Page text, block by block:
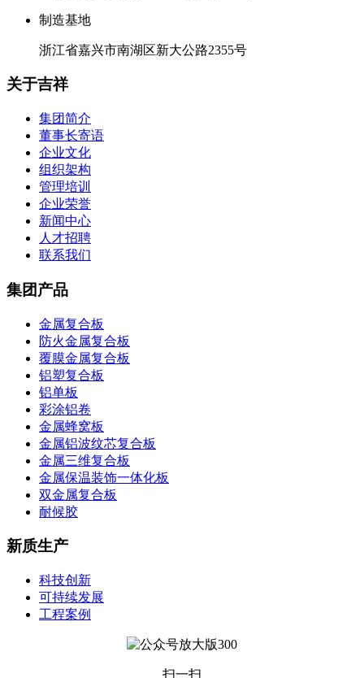
制造基地
浙江省嘉兴市南湖区新大公路2355号
关于吉祥
集团简介
董事长寄语
企业文化
组织架构
管理培训
企业荣誉
新闻中心
人才招聘
联系我们
集团产品
金属复合板
防火金属复合板
覆膜金属复合板
铝塑复合板
铝单板
彩涂铝卷
金属蜂窝板
金属铝波纹芯复合板
金属三维复合板
金属保温装饰一体化板
双金属复合板
耐候胶
新质生产
科技创新
可持续发展
工程案例
扫一扫